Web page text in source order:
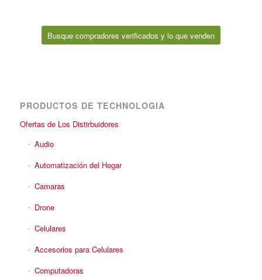
Busque compradores verificados y lo que venden
PRODUCTOS DE TECHNOLOGIA
Ofertas de Los Distirbuidores
Audio
Automatización del Hogar
Camaras
Drone
Celulares
Accesorios para Celulares
Computadoras